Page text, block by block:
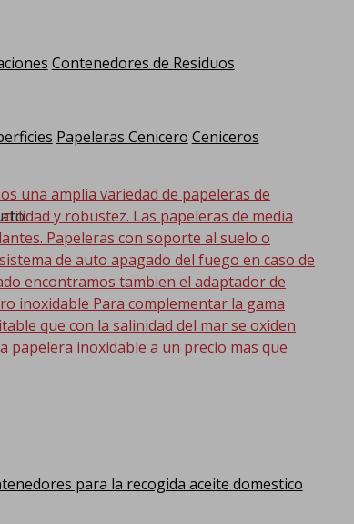
Contenedores de Residuos
Papeleras Cenicero Ceniceros
una amplia variedad de papeleras de
y robustez. Las papeleras de media
Papeleras con soporte al suelo o
de auto apagado del fuego en caso de
encontramos tambien el adaptador de
inoxidable Para complementar la gama
que con la salinidad del mar se oxiden
inoxidable a un precio mas que
para la recogida aceite domestico